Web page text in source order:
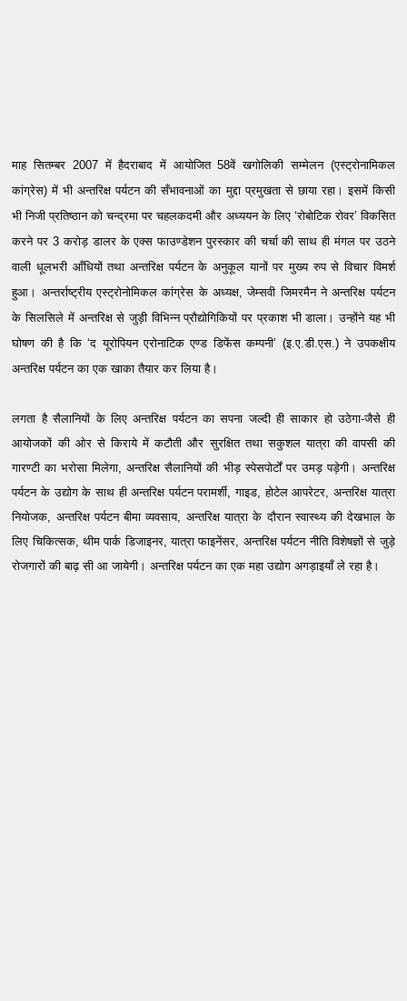
माह सितम्बर 2007 में हैदराबाद में आयोजित 58वें खगोलिकी सम्मेलन (एस्ट्रोनामिकल
कांग्रेस) में भी अन्तरिक्ष पर्यटन की सँभावनाओं का मुद्दा प्रमुखता से छाया रहा। इसमें किसी
भी निजी प्रतिष्ठान को चन्द्रमा पर चहलकदमी और अध्ययन के लिए ‘रोबोटिक रोवर’ विकसित
करने पर 3 करोड़ डालर के एक्स फाउण्डेशन पुरस्कार की चर्चा की साथ ही मंगल पर उठने
वाली धूलभरी आँधियों तथा अन्तरिक्ष पर्यटन के अनुकूल यानों पर मुख्य रुप से विचार विमर्श
हुआ। अन्तर्राष्ट्रीय एस्ट्रोनोमिकल कांग्रेस के अध्यक्ष, जेम्सवी जिमरमैन ने अन्तरिक्ष पर्यटन
के सिलसिले में अन्तरिक्ष से जुड़ी विभिन्न प्रौद्योगिकियों पर प्रकाश भी डाला। उन्होंने यह भी
घोषण की है कि ‘द यूरोपियन एरोनाटिक एण्ड डिफेंस कम्पनी’ (इ.ए.डी.एस.) ने उपकक्षीय
अन्तरिक्ष पर्यटन का एक खाका तैयार कर लिया है।
लगता है सैलानियों के लिए अन्तरिक्ष पर्यटन का सपना जल्दी ही साकार हो उठेगा-जैसे ही
आयोजकों की ओर से किराये में कटौती और सुरक्षित तथा सकुशल यात्रा की वापसी की
गारण्टी का भरोसा मिलेगा, अन्तरिक्ष सैलानियों की भीड़ स्पेसपोर्टों पर उमड़ पड़ेगी। अन्तरिक्ष
पर्यटन के उद्योग के साथ ही अन्तरिक्ष पर्यटन परामर्शी, गाइड, होटेल आपरेटर, अन्तरिक्ष यात्रा
नियोजक, अन्तरिक्ष पर्यटन बीमा व्यवसाय, अन्तरिक्ष यात्रा के दौरान स्वास्थ्य की देखभाल के
लिए चिकित्सक, थीम पार्क डिजाइनर, यात्रा फाइनेंसर, अन्तरिक्ष पर्यटन नीति विशेषज्ञों से जुड़े
रोजगारों की बाढ़ सी आ जायेगी। अन्तरिक्ष पर्यटन का एक महा उद्योग अगड़ाइयाँ ले रहा है।